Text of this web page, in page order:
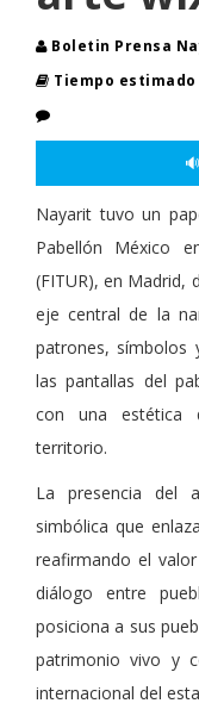
Boletin Prensa
Tiempo
Nayarit tuvo un
Pabellón México
(FITUR), en Madrid,
eje central de la
patrones, símbolos
las pantallas del
con una estética
territorio.
La presencia del
simbólica que
reafirmando el
diálogo entre
posiciona a sus
patrimonio vivo y
internacional del